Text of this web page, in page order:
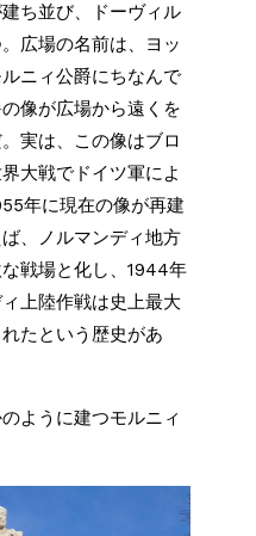
ち並び、ドーヴィル
広場の名前は、ヨッ
ニィ公爵にちなんで
像が広場から遠くを
実は、この像はブロ
大戦でドイツ軍によ
年に現在の像が再建
、ノルマンディ地方
戦場と化し、1944年
上陸作戦は史上最大
たという歴史があ
ように建つモルニィ